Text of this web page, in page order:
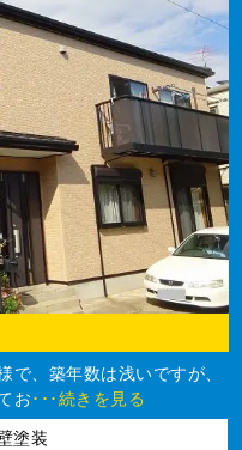
、築年数は浅いですが、
お･･･続きを見る
塗装